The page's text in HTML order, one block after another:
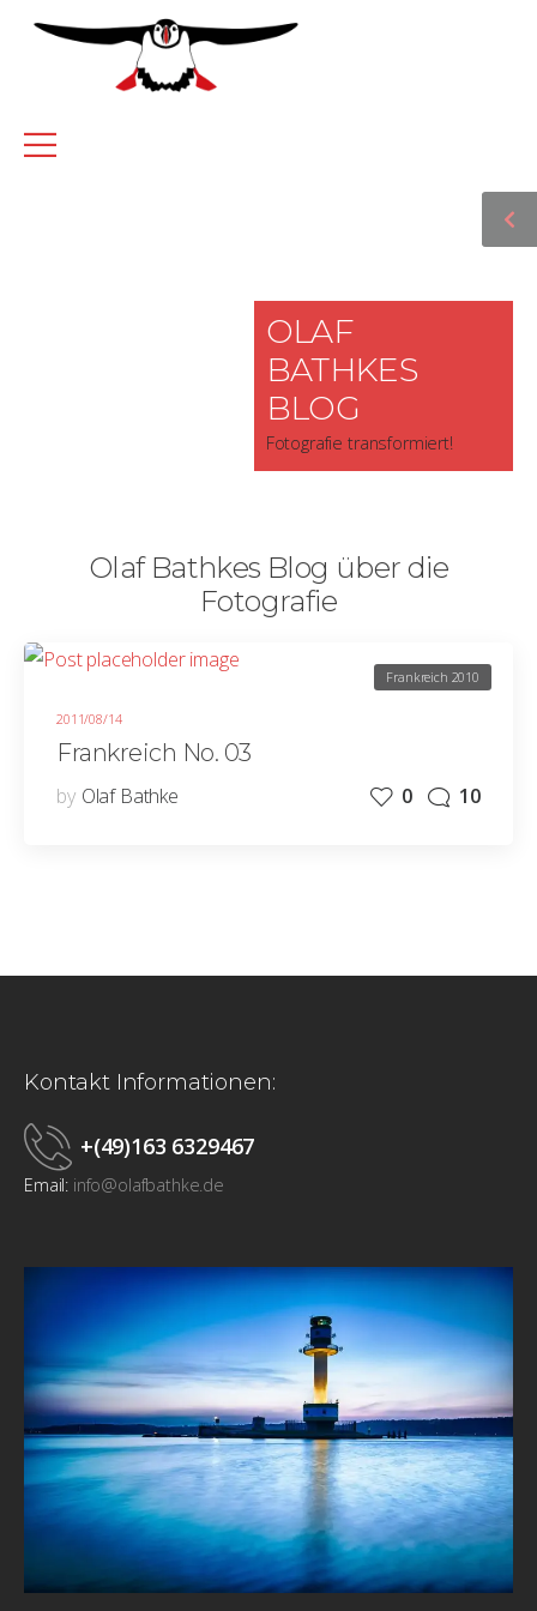
OLAF
BATHKES
BLOG
Fotografie transformiert!
Olaf Bathkes Blog über die
Fotografie
2011/08/14
Frankreich 2010
Frankreich No. 03
by Olaf Bathke 0 10
Kontakt Informationen:
+(49)163 6329467
Email: info@olafbathke.de